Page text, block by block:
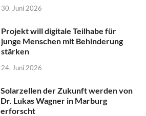
30. Juni 2026
Projekt will digitale Teilhabe für
junge Menschen mit Behinderung
stärken
24. Juni 2026
Solarzellen der Zukunft werden von
Dr. Lukas Wagner in Marburg
erforscht